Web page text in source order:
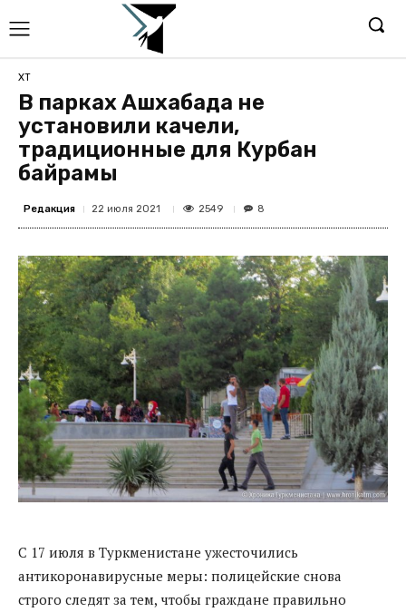
ХТ
В парках Ашхабада не
установили качели,
традиционные для Курбан
байрамы
Редакция 22 июля 2021 2549 8
С 17 июля в Туркменистане ужесточились
антикоронавирусные меры: полицейские снова
строго следят за тем, чтобы граждане правильно